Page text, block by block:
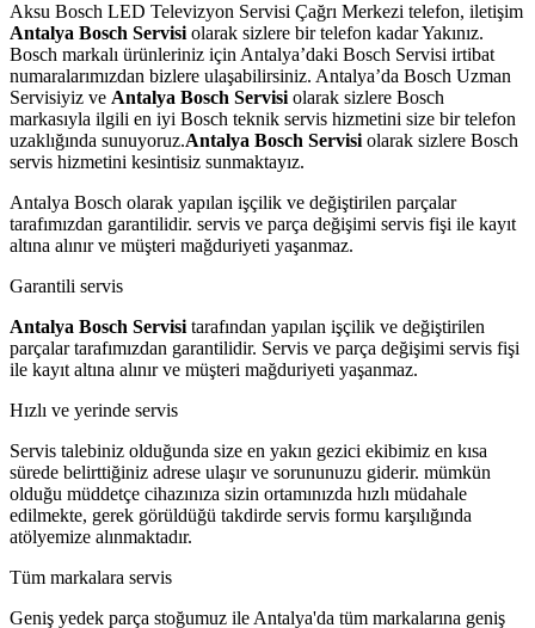
Aksu Bosch LED Televizyon Servisi Çağrı Merkezi telefon, iletişim
Antalya Bosch Servisi olarak sizlere bir telefon kadar Yakınız.
Bosch markalı ürünleriniz için Antalya’daki Bosch Servisi irtibat
numaralarımızdan bizlere ulaşabilirsiniz. Antalya’da Bosch Uzman
Servisiyiz ve Antalya Bosch Servisi olarak sizlere Bosch
markasıyla ilgili en iyi Bosch teknik servis hizmetini size bir telefon
uzaklığında sunuyoruz.Antalya Bosch Servisi olarak sizlere Bosch
servis hizmetini kesintisiz sunmaktayız.
Antalya Bosch olarak yapılan işçilik ve değiştirilen parçalar
tarafımızdan garantilidir. servis ve parça değişimi servis fişi ile kayıt
altına alınır ve müşteri mağduriyeti yaşanmaz.
Garantili servis
Antalya Bosch Servisi tarafından yapılan işçilik ve değiştirilen
parçalar tarafımızdan garantilidir. Servis ve parça değişimi servis fişi
ile kayıt altına alınır ve müşteri mağduriyeti yaşanmaz.
Hızlı ve yerinde servis
Servis talebiniz olduğunda size en yakın gezici ekibimiz en kısa
sürede belirttiğiniz adrese ulaşır ve sorununuzu giderir. mümkün
olduğu müddetçe cihazınıza sizin ortamınızda hızlı müdahale
edilmekte, gerek görüldüğü takdirde servis formu karşılığında
atölyemize alınmaktadır.
Tüm markalara servis
Geniş yedek parça stoğumuz ile Antalya'da tüm markalarına geniş